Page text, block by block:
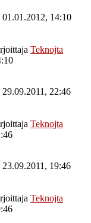
01.01.2012, 14:10
Teknojta
29.09.2011, 22:46
Teknojta
23.09.2011, 19:46
Teknojta